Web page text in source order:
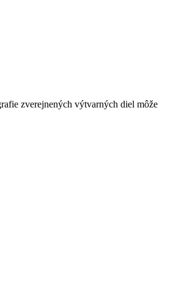
zverejnených výtvarných diel môže